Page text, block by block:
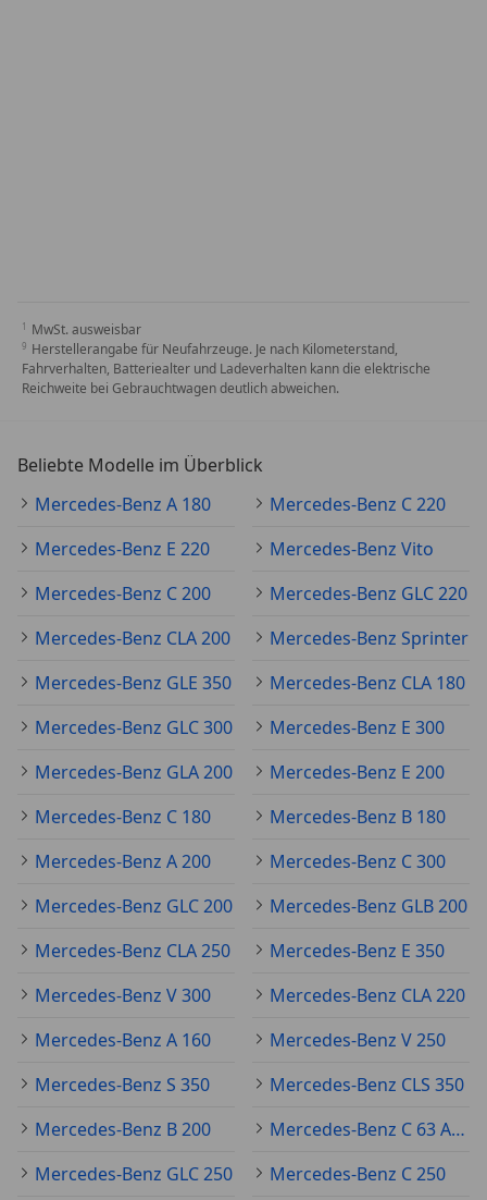
MwSt. ausweisbar
Herstellerangabe für Neufahrzeuge. Je nach Kilometerstand,
Fahrverhalten, Batteriealter und Ladeverhalten kann die elektrische
Reichweite bei Gebrauchtwagen deutlich abweichen.
Beliebte Modelle im Überblick
Mercedes-Benz A 180
Mercedes-Benz C 220
Mercedes-Benz E 220
Mercedes-Benz Vito
Mercedes-Benz C 200
Mercedes-Benz GLC 220
Mercedes-Benz CLA 200
Mercedes-Benz Sprinter
Mercedes-Benz GLE 350
Mercedes-Benz CLA 180
Mercedes-Benz GLC 300
Mercedes-Benz E 300
Mercedes-Benz GLA 200
Mercedes-Benz E 200
Mercedes-Benz C 180
Mercedes-Benz B 180
Mercedes-Benz A 200
Mercedes-Benz C 300
Mercedes-Benz GLC 200
Mercedes-Benz GLB 200
Mercedes-Benz CLA 250
Mercedes-Benz E 350
Mercedes-Benz V 300
Mercedes-Benz CLA 220
Mercedes-Benz A 160
Mercedes-Benz V 250
Mercedes-Benz S 350
Mercedes-Benz CLS 350
Mercedes-Benz B 200
Mercedes-Benz C 63 AMG
Mercedes-Benz GLC 250
Mercedes-Benz C 250